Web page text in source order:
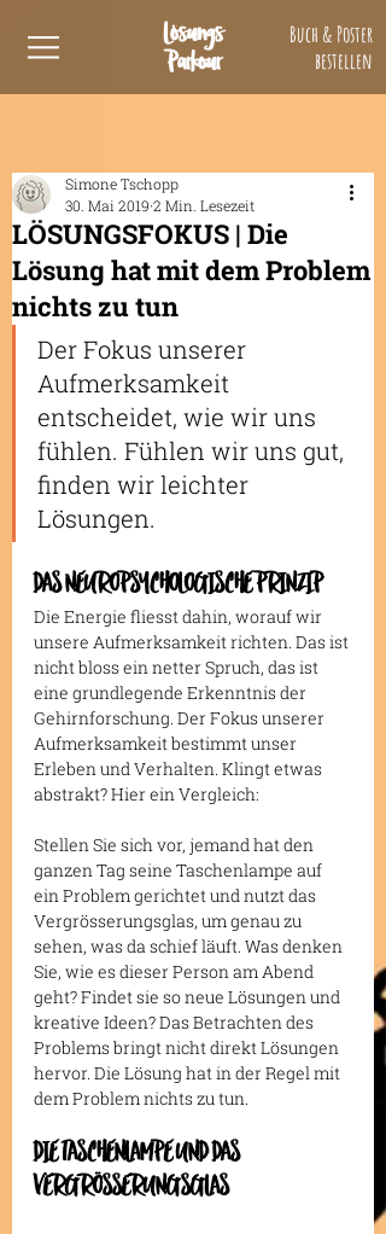
Lösungs
Parkour
Buch & Poster
bestellen
LÖSUNGSFOKUS | Die
Lösung hat mit dem Problem
nichts zu tun
Simone Tschopp
30. Mai 2019 2 Min. Lesezeit
Der Fokus unserer
Aufmerksamkeit
entscheidet, wie wir uns
fühlen. Fühlen wir uns gut,
finden wir leichter
Lösungen.
DAS NEUROPSYCHOLOGISCHE PRINZIP
Die Energie fliesst dahin, worauf wir
unsere Aufmerksamkeit richten. Das ist
nicht bloss ein netter Spruch, das ist
eine grundlegende Erkenntnis der
Gehirnforschung. Der Fokus unserer
Aufmerksamkeit bestimmt unser
Erleben und Verhalten. Klingt etwas
abstrakt? Hier ein Vergleich:
Stellen Sie sich vor, jemand hat den
ganzen Tag seine Taschenlampe auf
ein Problem gerichtet und nutzt das
Vergrösserungsglas, um genau zu
sehen, was da schief läuft. Was denken
Sie, wie es dieser Person am Abend
geht? Findet sie so neue Lösungen und
kreative Ideen? Das Betrachten des
Problems bringt nicht direkt Lösungen
hervor. Die Lösung hat in der Regel mit
dem Problem nichts zu tun.
DIE TASCHENLAMPE UND DAS
VERGRÖSSERUNGSGLAS